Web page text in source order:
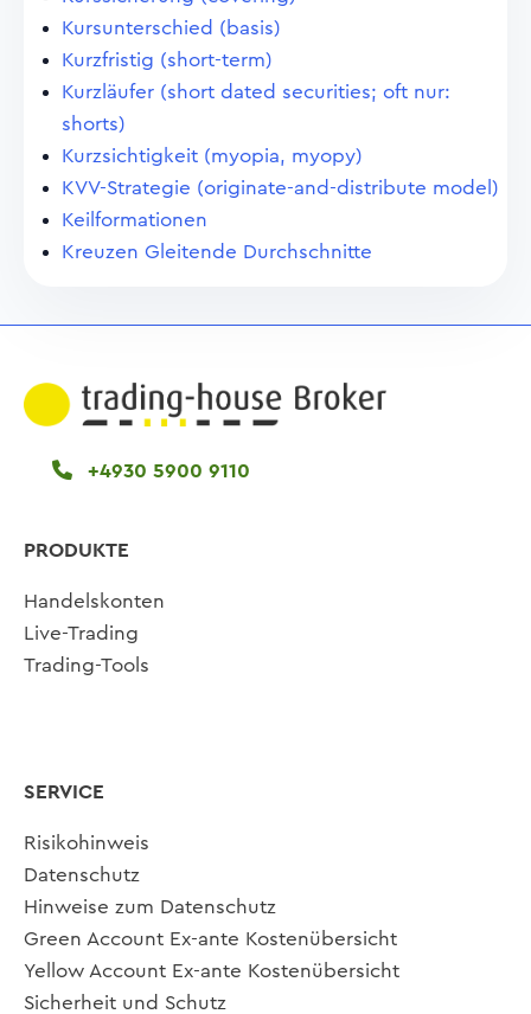
Kursunterschied (basis)
Kurzfristig (short-term)
Kurzläufer (short dated securities; oft nur:
shorts)
Kurzsichtigkeit (myopia, myopy)
KVV-Strategie (originate-and-distribute model)
Keilformationen
Kreuzen Gleitende Durchschnitte
+4930 5900 9110
PRODUKTE
Handelskonten
Live-Trading
Trading-Tools
SERVICE
Risikohinweis
Datenschutz
Hinweise zum Datenschutz
Green Account Ex-ante Kostenübersicht
Yellow Account Ex-ante Kostenübersicht
Sicherheit und Schutz